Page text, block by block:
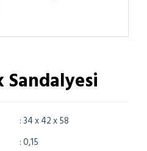
Sandalyesi
: 34 x 42 x 58
: 0,15